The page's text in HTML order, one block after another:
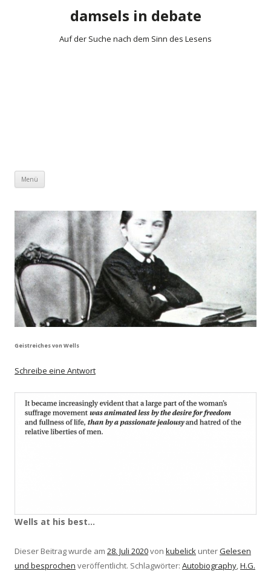
damsels in debate
Auf der Suche nach dem Sinn des Lesens
Menü
Geistreiches von Wells
Schreibe eine Antwort
Wells at his best…
Dieser Beitrag wurde am 28. Juli 2020von kubelick unterGelesen
und besprochen veröffentlicht. Schlagwörter: Autobiography,H.G.